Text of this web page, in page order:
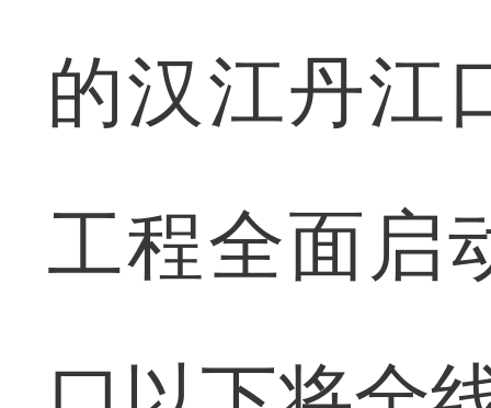
的汉江丹江
工程全面启